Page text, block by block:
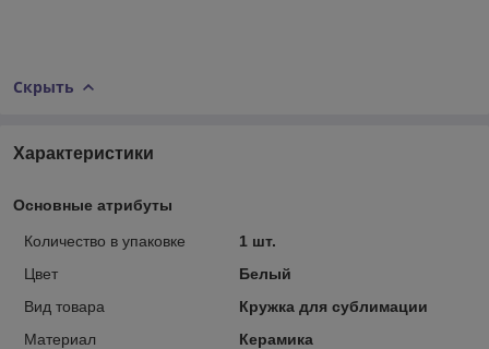
Скрыть
Характеристики
Основные атрибуты
Количество в упаковке
1 шт.
Цвет
Белый
Вид товара
Кружка для сублимации
Материал
Керамика